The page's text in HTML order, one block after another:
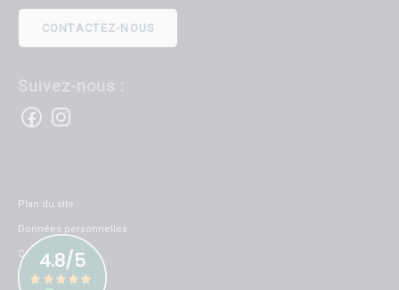
CONTACTEZ-NOUS
Suivez-nous :
Plan du site
Données personnelles
Cookies
Mentions légales